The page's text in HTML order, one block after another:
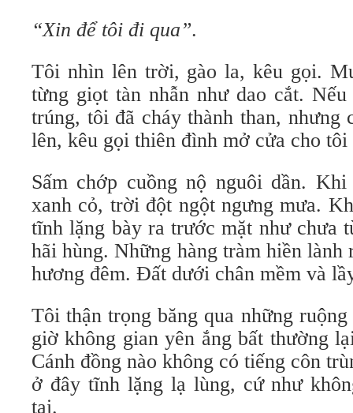
“Xin để tôi đi qua”.
Tôi nhìn lên trời, gào la, kêu gọi.
từng giọt tàn nhẫn như dao cắt.
trúng, tôi đã cháy thành than,
lên, kêu gọi thiên đình mở cửa cho
Sấm chớp cuồng nộ nguôi dần.
xanh cỏ, trời đột ngột ngưng mưa.
tĩnh lặng bày ra trước mặt như chưa
hãi hùng. Những hàng tràm hiền lành
hương đêm. Đất dưới chân mềm và
Tôi thận trọng băng qua những
giờ không gian yên ắng bất thường
Cánh đồng nào không có tiếng côn
ở đây tĩnh lặng lạ lùng, cứ như
tại.